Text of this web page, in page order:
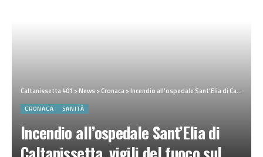
Caltanissetta 401 >News>Cronaca>Incendio all’ospedale Sant’Elia di Caltanissetta, vigili del fuoco sul posto
CRONACA SANITÀ
Incendio all’ospedale Sant’Elia di